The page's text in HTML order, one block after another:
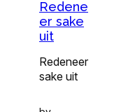
Redene
er sake
uit
Redeneer
sake uit